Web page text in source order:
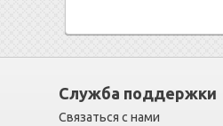
Служба поддержки
Связаться с нами